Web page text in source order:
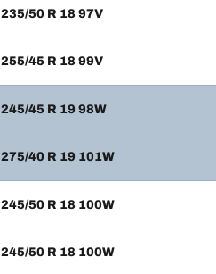
235/50 R 18 97V
255/45 R 18 99V
245/45 R 19 98W
275/40 R 19 101W
245/50 R 18 100W
245/50 R 18 100W